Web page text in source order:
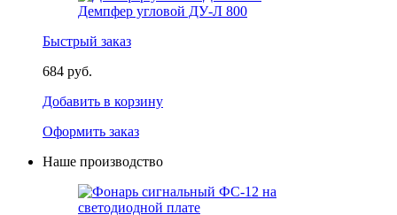
Демпфер угловой ДУ-Л 800
Быстрый заказ
684 руб.
Добавить в корзину
Оформить заказ
Наше производство